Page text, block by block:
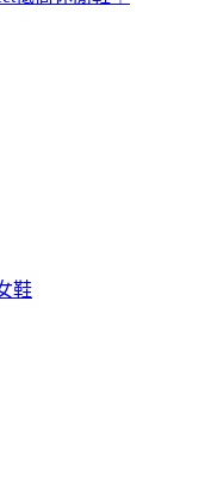
鞋